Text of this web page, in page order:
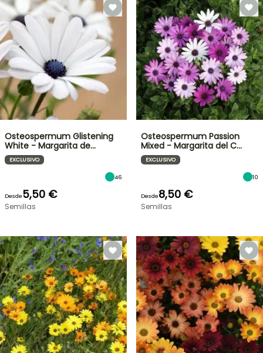
Osteospermum Glistening
White - Margarita de…
EXCLUSIVO
46
Desde5,50 €
Semillas
Osteospermum Passion
Mixed - Margarita del C…
EXCLUSIVO
10
Desde8,50 €
Semillas